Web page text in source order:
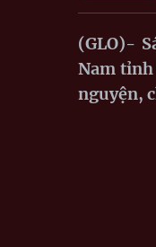
(GLO)-
Nam tỉnh
nguyện,